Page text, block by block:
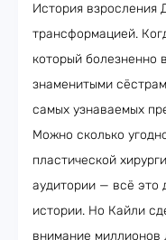
История взросления
трансформацией.
который болезненно
знаменитыми
самых узнаваемых
Можно сколько
пластической
аудитории — всё это
истории. Но Кайли
внимание миллионов